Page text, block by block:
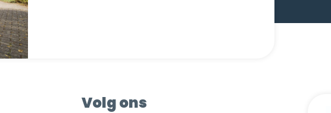
Volg ons